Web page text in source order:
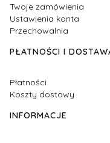
Twoje zamówienia
Ustawienia konta
Przechowalnia
PŁATNOŚCI I
Płatności
Koszty dostawy
INFORMACJE